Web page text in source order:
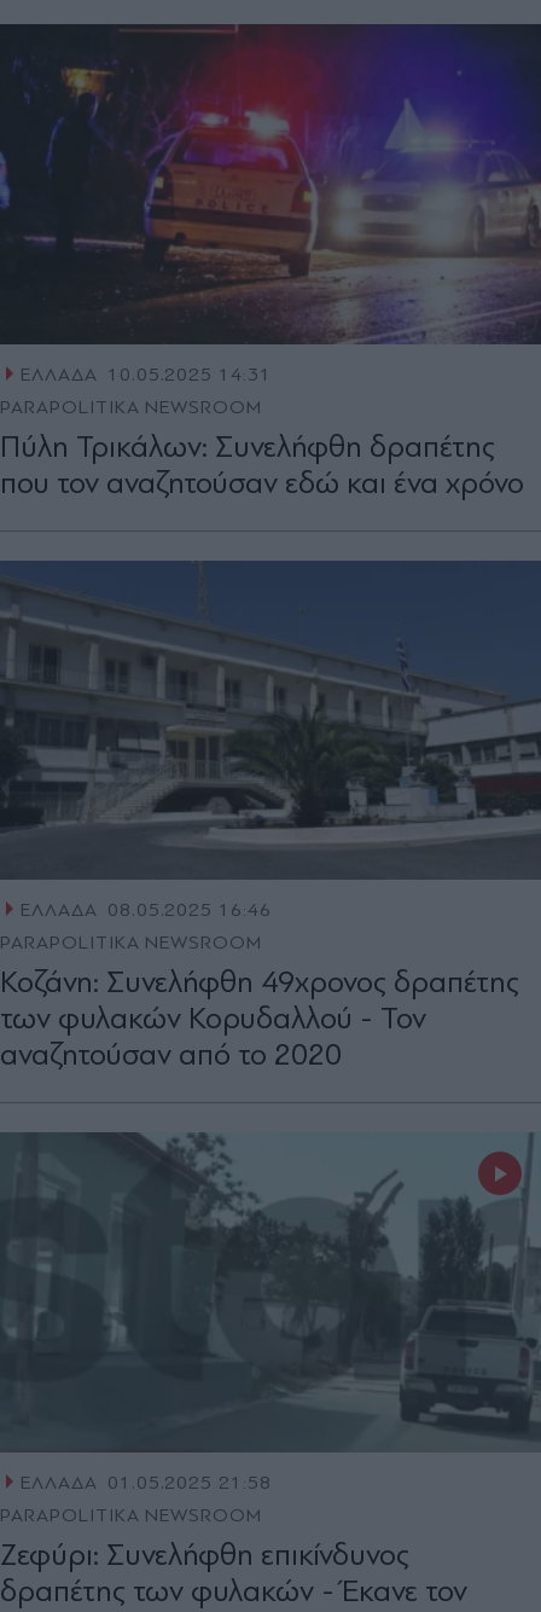
ΕΛΛΑΔΑ 10.05.2025 14:31
PARAPOLITIKA NEWSROOM
Πύλη Τρικάλων: Συνελήφθη δραπέτης
που τον αναζητούσαν εδώ και ένα χρόνο
ΕΛΛΑΔΑ 08.05.2025 16:46
PARAPOLITIKA NEWSROOM
Κοζάνη: Συνελήφθη 49χρονος δραπέτης
των φυλακών Κορυδαλλού - Τον
αναζητούσαν από το 2020
ΕΛΛΑΔΑ 01.05.2025 21:58
PARAPOLITIKA NEWSROOM
Ζεφύρι: Συνελήφθη επικίνδυνος
δραπέτης των φυλακών - Έκανε τον